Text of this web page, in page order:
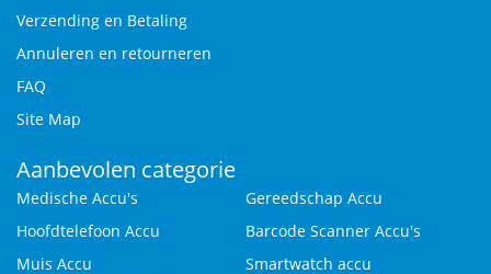
Verzending en Betaling
Annuleren en retourneren
FAQ
Site Map
Aanbevolen categorie
Medische Accu's
Gereedschap Accu
Hoofdtelefoon Accu
Barcode Scanner Accu's
Muis Accu
Smartwatch accu